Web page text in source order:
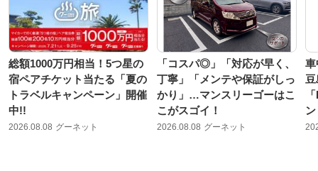
総額1000万円相当！5つ星の
宿ペアチケット当たる「夏の
トラベルキャンペーン」開催
中!!
2026.08.08 グーネット
「コスパ◎」「対応が早く、
丁寧」「メンテや保証がしっ
かり」…マンスリーゴーはこ
こがスゴイ！
2026.08.08 グーネット
車
ン